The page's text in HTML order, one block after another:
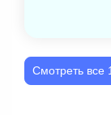
Смотреть все